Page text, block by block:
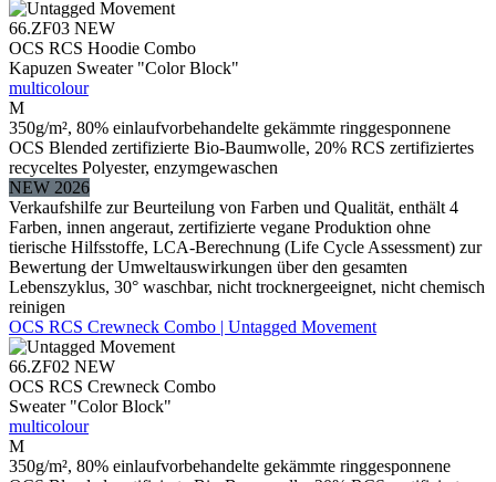
66.ZF03 NEW
OCS RCS Hoodie Combo
Kapuzen Sweater "Color Block"
multicolour
M
350g/m², 80% einlaufvorbehandelte gekämmte ringgesponnene
OCS Blended zertifizierte Bio-Baumwolle, 20% RCS zertifiziertes
recyceltes Polyester, enzymgewaschen
NEW 2026
Verkaufshilfe zur Beurteilung von Farben und Qualität, enthält 4
Farben, innen angeraut, zertifizierte vegane Produktion ohne
tierische Hilfsstoffe, LCA-Berechnung (Life Cycle Assessment) zur
Bewertung der Umweltauswirkungen über den gesamten
Lebenszyklus, 30° waschbar, nicht trocknergeeignet, nicht chemisch
reinigen
OCS RCS Crewneck Combo | Untagged Movement
66.ZF02 NEW
OCS RCS Crewneck Combo
Sweater "Color Block"
multicolour
M
350g/m², 80% einlaufvorbehandelte gekämmte ringgesponnene